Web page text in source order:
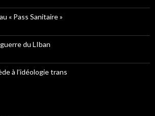
« Pass Sanitaire »
du LIban
à l’idéologie trans